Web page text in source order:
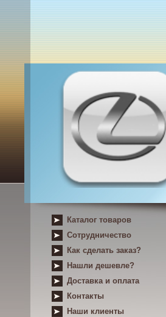
Каталог товаров
Сотрудничество
Как сделать заказ?
Нашли дешевле?
Доставка и оплата
Контакты
Наши клиенты